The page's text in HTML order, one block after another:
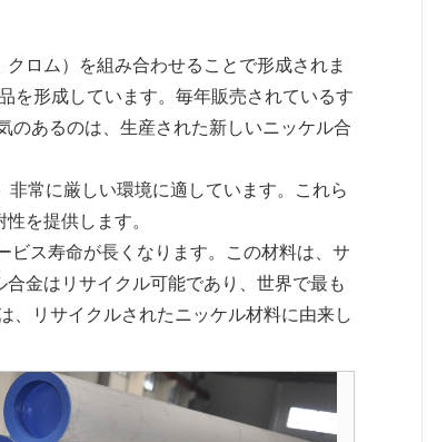
ロム）を組み合わせることで形成されま
形成しています。毎年販売されているす
あるのは、生産された新しいニッケル合
常に厳しい環境に適しています。これら
を提供します。
ビス寿命が長くなります。この材料は、サ
金はリサイクル可能であり、世界で最も
、リサイクルされたニッケル材料に由来し